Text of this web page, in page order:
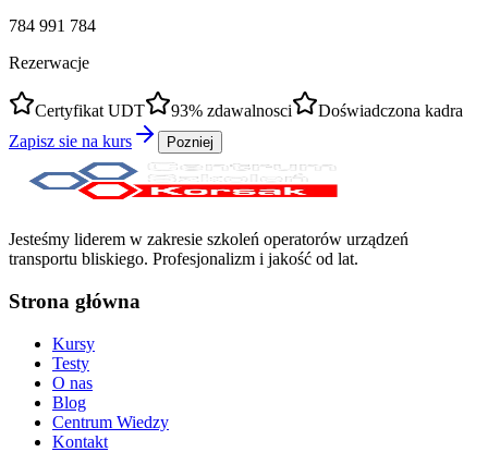
784 991 784
Rezerwacje
Certyfikat UDT 93% zdawalnosci
Doświadczona kadra
Zapisz sie na kurs
Pozniej
Jesteśmy liderem w zakresie szkoleń operatorów urządzeń
transportu bliskiego. Profesjonalizm i jakość od lat.
Strona główna
Kursy
Testy
O nas
Blog
Centrum Wiedzy
Kontakt